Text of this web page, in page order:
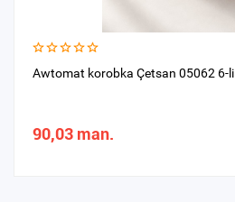
Awtomat korobka Çetsan 05062 6-li
90,03 man.